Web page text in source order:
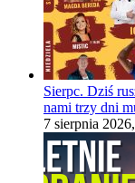
Sierpc. Dziś
nami trzy dni
7 sierpnia